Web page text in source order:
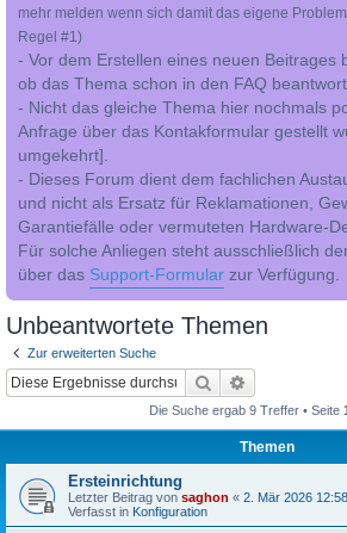
mehr melden wenn sich damit das eigene
Regel #1)
- Vor dem Erstellen eines neuen Beitrages
ob das Thema schon in den FAQ
- Nicht das gleiche Thema hier nochmals
Anfrage über das Kontakformular gestellt
umgekehrt].
- Dieses Forum dient dem fachlichen
und nicht als Ersatz für Reklamationen,
Garantiefälle oder vermuteten Hardware-
Für solche Anliegen steht ausschließlich
über das Support-Formular zur Verfügung.
Unbeantwortete Themen
Zur erweiterten Suche
Suche
Die Suche ergab 9 Treffer • Seite
Themen
Ersteinrichtung
Letzter Beitrag von saghon « 2. Mär 2026 12:58
Verfasst in Konfiguration